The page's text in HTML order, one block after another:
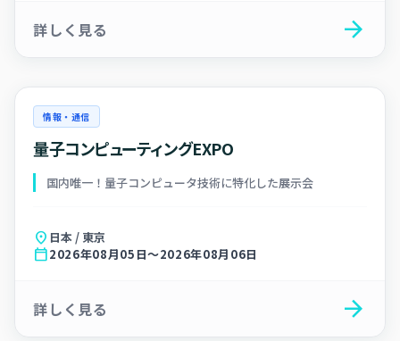
詳しく見る arrow_forward
情報・通信
量子コンピューティングEXPO
国内唯一！量子コンピュータ技術に特化した展示会
location_on 日本 / 東京
calendar_today2026年08月05日～2026年08月06日
詳しく見る arrow_forward